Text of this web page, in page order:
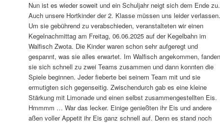
Nun ist es wieder soweit und ein Schuljahr neigt sich dem Ende zu.
Auch unsere Hortkinder der 2. Klasse müssen uns leider
Um sie gebührend zu verabschieden, veranstalteten wir einen
Kegelnachmittag am Freitag, 06.06.2025 auf der Kegelbahn im
Walfisch Zwota. Die Kinder waren schon sehr aufgeregt und
gespannt, was sie alles erwartet. Im Walfisch angekommen,
sie sich schnell zu zwei Teams zusammen und dann konnten die
Spiele beginnen. Jeder fieberte bei seinem Team mit und sie
ermutigten sich gegenseitig. Zwischendurch gab es eine kleine
Stärkung mit Limonade und einen selbst zusammengestellten Eis.
Hmmmm … War das lecker. Einige genießten ihr Eis und andere
aßen voller Appetit ihr Eis ganz schnell auf. Denn es stand noch